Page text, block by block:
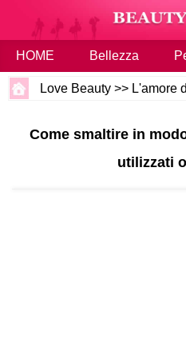
HOME Bellezza
Love Beauty >> L'amore
Come smaltire in
utilizzati